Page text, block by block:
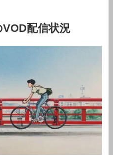
VOD配信状況